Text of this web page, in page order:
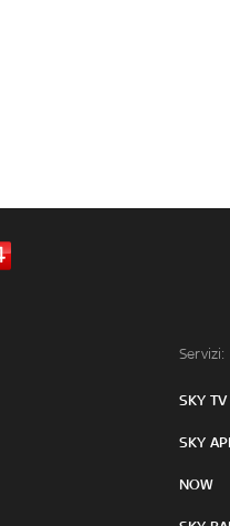
Servizi:
SKY TV
SKY
NOW